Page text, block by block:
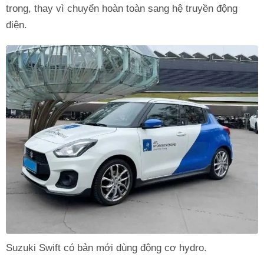
trong, thay vì chuyển hoàn toàn sang hệ truyền động
điện.
Suzuki Swift có bản mới dùng động cơ hydro.